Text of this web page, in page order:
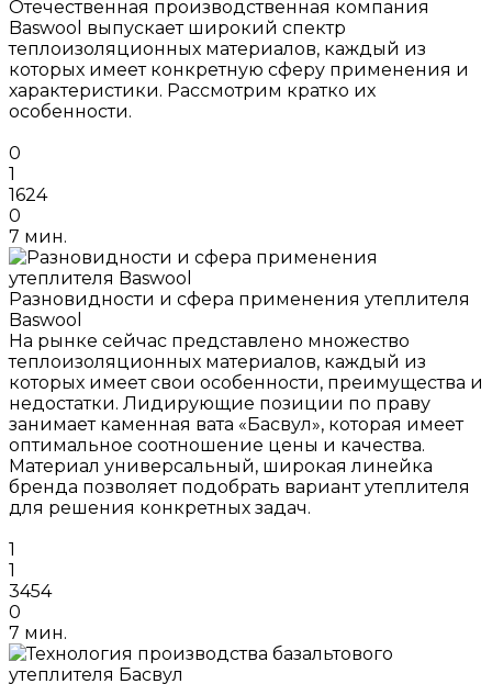
Отечественная производственная компания
Baswool выпускает широкий спектр
теплоизоляционных материалов, каждый из
которых имеет конкретную сферу применения и
характеристики. Рассмотрим кратко их
особенности.
0
1
1624
0
7 мин.
Разновидности и сфера применения утеплителя
Baswool
На рынке сейчас представлено множество
теплоизоляционных материалов, каждый из
которых имеет свои особенности, преимущества и
недостатки. Лидирующие позиции по праву
занимает каменная вата «Басвул», которая имеет
оптимальное соотношение цены и качества.
Материал универсальный, широкая линейка
бренда позволяет подобрать вариант утеплителя
для решения конкретных задач.
1
1
3454
0
7 мин.